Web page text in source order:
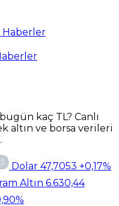
Haberler
kaç TL? Canlı
altın ve borsa verileri
Dolar 47,7053 +0,17%
Altın 6.630,44